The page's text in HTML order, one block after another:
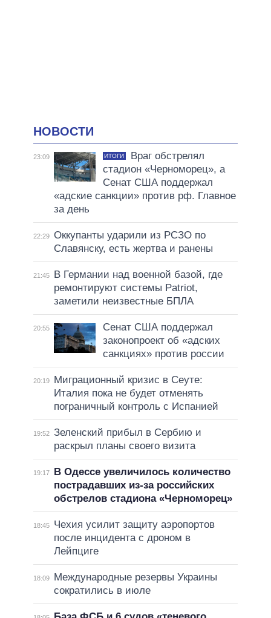
НОВОСТИ
23:09 ИТОГИ
Враг обстрелял
стадион «Черноморец», а
Сенат США поддержал
«адские санкции» против рф. Главное
за день
22:29 Оккупанты ударили из РСЗО по
Славянску, есть жертва и ранены
21:45
В Германии над военной базой, где
ремонтируют системы Patriot,
заметили неизвестные БПЛА
20:55
Сенат США поддержал
законопроект об «адских
санкциях» против россии
20:19
Миграционный кризис в Сеуте:
Италия пока не будет отменять
пограничный контроль с Испанией
19:52 Зеленский прибыл в Сербию и
раскрыл планы своего визита
19:17
В Одессе увеличилось количество
пострадавших из-за российских
обстрелов стадиона «Черноморец»
18:45
Чехия усилит защиту аэропортов
после инцидента с дроном в
Лейпциге
18:09
Международные резервы Украины
сократились в июле